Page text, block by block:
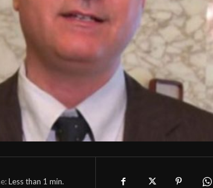
Less than 1 min.